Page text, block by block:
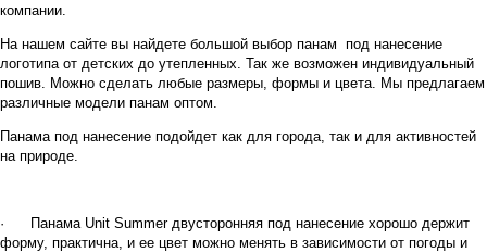
компании.
На нашем сайте вы найдете большой выбор панам под нанесение
логотипа от детских до утепленных. Так же возможен индивидуальный
пошив. Можно сделать любые размеры, формы и цвета. Мы предлагаем
различные модели панам оптом.
Панама под нанесение подойдет как для города, так и для активностей
на природе.
·
Панама Unit Summer двусторонняя под нанесение хорошо держит
форму, практична, и ее цвет можно менять в зависимости от погоды и